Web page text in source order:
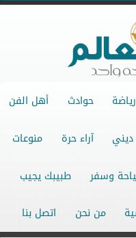
رياضة حوادث أهل الفن
ديني آراء حرة منوعات
وسفر طبيبك يجيب
من نحن اتصل بنا